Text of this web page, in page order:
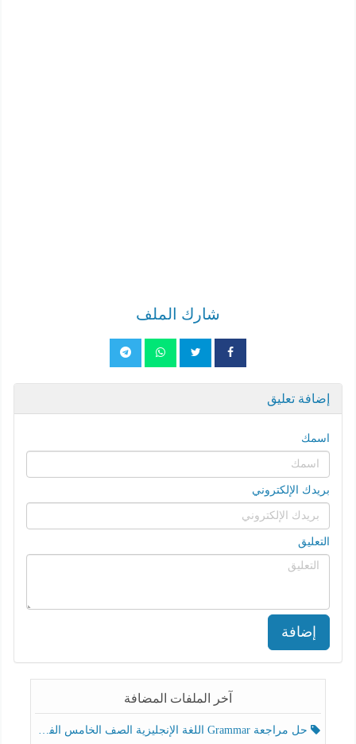
شارك الملف
إضافة تعليق
اسمك
بريدك الإلكتروني
التعليق
إضافة
آخر الملفات المضافة
حل مراجعة Grammar اللغة الإنجليزية الصف الخامس الفصل الثالث